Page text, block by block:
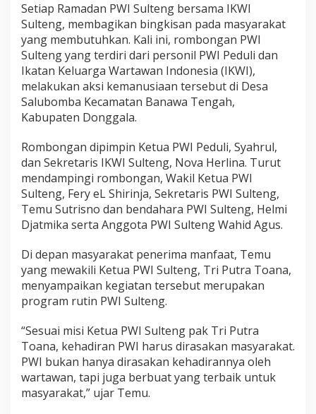
Setiap Ramadan PWI Sulteng bersama IKWI
Sulteng, membagikan bingkisan pada masyarakat
yang membutuhkan. Kali ini, rombongan PWI
Sulteng yang terdiri dari personil PWI Peduli dan
Ikatan Keluarga Wartawan Indonesia (IKWI),
melakukan aksi kemanusiaan tersebut di Desa
Salubomba Kecamatan Banawa Tengah,
Kabupaten Donggala.
Rombongan dipimpin Ketua PWI Peduli, Syahrul,
dan Sekretaris IKWI Sulteng, Nova Herlina. Turut
mendampingi rombongan, Wakil Ketua PWI
Sulteng, Fery eL Shirinja, Sekretaris PWI Sulteng,
Temu Sutrisno dan bendahara PWI Sulteng, Helmi
Djatmika serta Anggota PWI Sulteng Wahid Agus.
Di depan masyarakat penerima manfaat, Temu
yang mewakili Ketua PWI Sulteng, Tri Putra Toana,
menyampaikan kegiatan tersebut merupakan
program rutin PWI Sulteng.
“Sesuai misi Ketua PWI Sulteng pak Tri Putra
Toana, kehadiran PWI harus dirasakan masyarakat.
PWI bukan hanya dirasakan kehadirannya oleh
wartawan, tapi juga berbuat yang terbaik untuk
masyarakat,” ujar Temu.